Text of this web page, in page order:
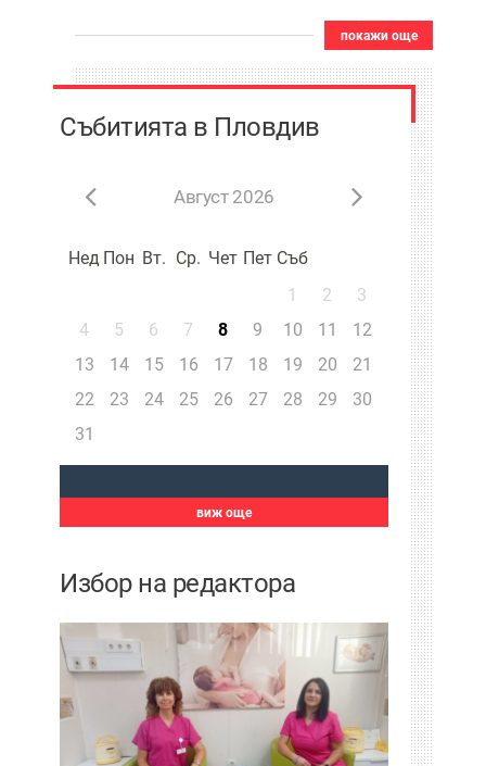
покажи още
Събитията в Пловдив
Август 2026
Нед Пон Вт. Ср. Чет Пет Съб
1
2
3
4
5 6 7 8 9 10 11
12
13
14 15 16 17 18 19 20
21
22
23 24 25 26 27 28 29
30
31
виж още
Избор на редактора